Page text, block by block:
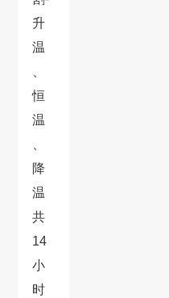
升
温
恒
温
降
温
共
14
小
时